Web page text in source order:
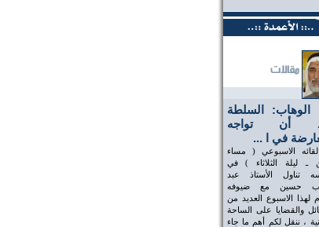
الوهاب: السلطة
أن تواجه
في ا ...
الاسبوعي ( مساء
ـ ليلة الثلاثاء ) في
تناول الأستاذ عبد
حسين مع ضيوفه
لهذا الاسبوع العديد من
والقضايا على الساحة
، ننقل لكم أهم ما جاء